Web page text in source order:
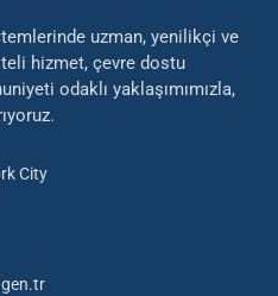
uzman, yenilikçi ve
hizmet, çevre dostu
odaklı yaklaşımımızla,
City